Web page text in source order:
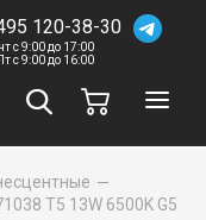
120-38-30
с 9:00 до 17:00
Пт с 9:00 до 16:00
T5 13W 6500K G5